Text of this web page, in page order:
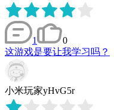
1
0
这游戏是要让我学习吗？
小米玩家yHvG5r